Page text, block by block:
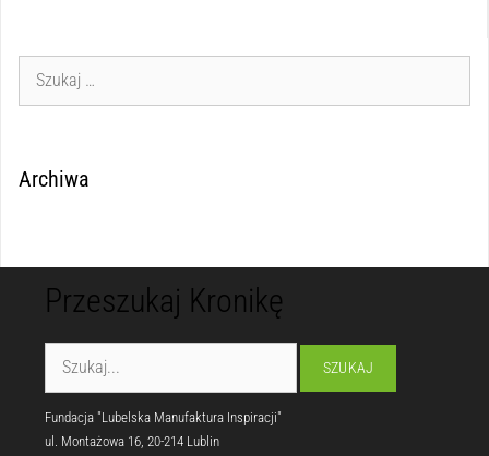
Archiwa
Przeszukaj Kronikę
Fundacja "Lubelska Manufaktura Inspiracji"
ul. Montażowa 16, 20-214 Lublin